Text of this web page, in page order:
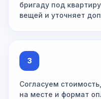
бригаду под
вещей и уточняет
3
Согласуем
на месте и формат